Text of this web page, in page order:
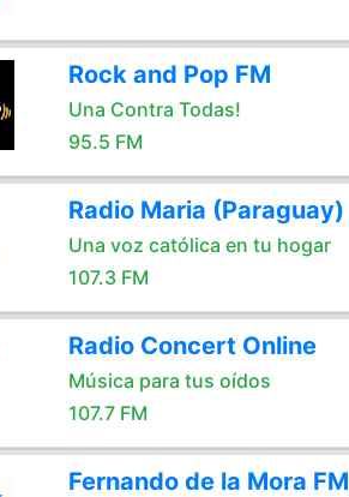
Rock and Pop FM
Una Contra Todas!
95.5 FM
Radio Maria (Paraguay)
Una voz católica en tu hogar
107.3 FM
Radio Concert Online
Música para tus oídos
107.7 FM
Fernando de la Mora FM